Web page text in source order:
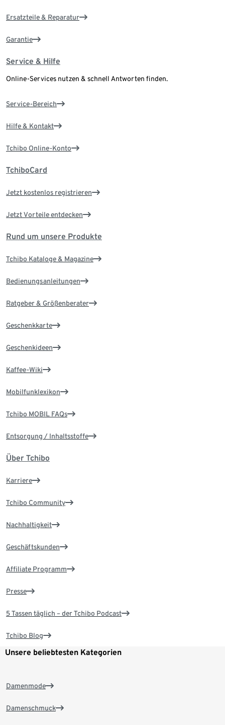
Ersatzteile & Reparatur
Garantie
Service & Hilfe
Online-Services nutzen & schnell Antworten finden.
Service-Bereich
Hilfe & Kontakt
Tchibo Online-Konto
TchiboCard
Jetzt kostenlos registrieren
Jetzt Vorteile entdecken
Rund um unsere Produkte
Tchibo Kataloge & Magazine
Bedienungsanleitungen
Ratgeber & Größenberater
Geschenkkarte
Geschenkideen
Kaffee-Wiki
Mobilfunklexikon
Tchibo MOBIL FAQs
Entsorgung / Inhaltsstoffe
Über Tchibo
Karriere
Tchibo Community
Nachhaltigkeit
Geschäftskunden
Affiliate Programm
Presse
5 Tassen täglich – der Tchibo Podcast
Tchibo Blog
Unsere beliebtesten Kategorien
Damenmode
Damenschmuck